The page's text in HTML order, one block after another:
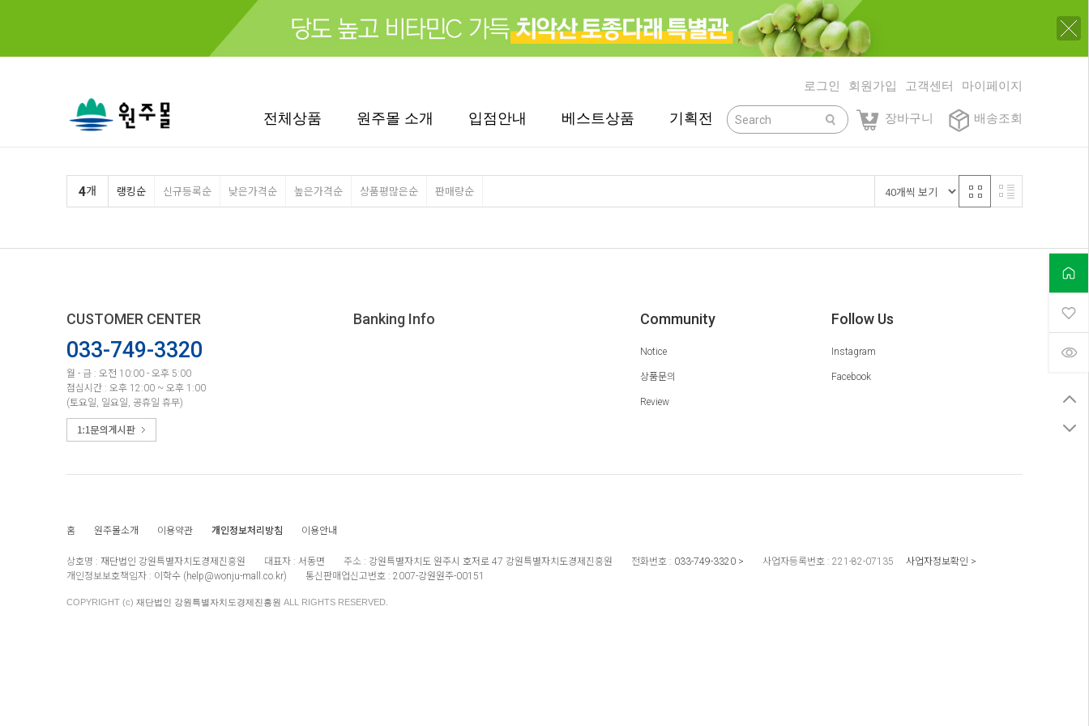
로그인 회원가입 고객센터 마이페이지
장바구니 배송조회
닫기
전체상품 원주몰 소개 입점안내 베스트상품 기획전
4개 랭킹순 신규등록순 낮은가격순 높은가격순 상품평많은순 판매량순
CUSTOMER CENTER
033-749-3320
월 - 금 : 오전 10:00 - 오후 5:00
점심시간 : 오후 12:00 ~ 오후 1:00
(토요일, 일요일, 공휴일 휴무)
Banking Info Community
Notice
상품문의
Review
Follow Us
Instagram
Facebook
홈 원주몰소개 이용약관 개인정보처리방침 이용안내
상호명 : 재단법인 강원특별자치도경제진흥원 대표자 : 서동면 주소 : 강원특별자치도 원주시 호저로 47 강원특별자치도경제진흥원 전화번호 : 033-749-3320 사업자등록번호 : 221-82-07135 사업자정보확인
개인정보보호책임자 : 이학수 (help@wonju-mall.co.kr) 통신판매업신고번호 : 2007-강원원주-00151
COPYRIGHT (c) 재단법인 강원특별자치도경제진흥원 ALL RIGHTS RESERVED.